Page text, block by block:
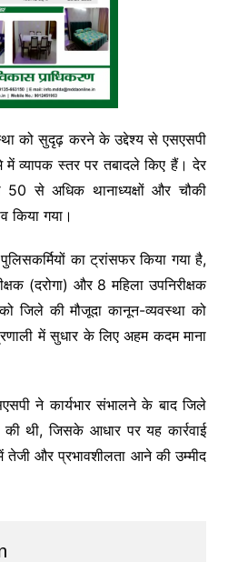
को सुदृढ़ करने के उद्देश्य से एसएसपी
व्यापक स्तर पर तबादले किए हैं। देर
से अधिक थानाध्यक्षों और चौकी
किया गया।
का ट्रांसफर किया गया है,
(दरोगा) और 8 महिला उपनिरीक्षक
जिले की मौजूदा कानून-व्यवस्था को
में सुधार के लिए अहम कदम माना
ने कार्यभार संभालने के बाद जिले
की थी, जिसके आधार पर यह कार्रवाई
तेजी और प्रभावशीलता आने की उम्मीद